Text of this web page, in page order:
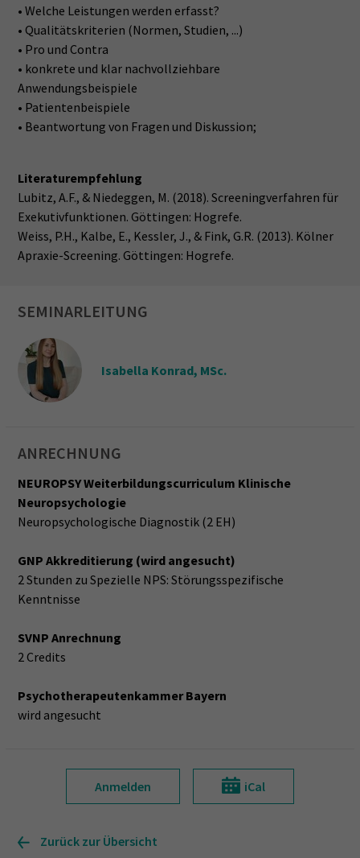
• Welche Leistungen werden erfasst?
• Qualitätskriterien (Normen, Studien, ...)
• Pro und Contra
• konkrete und klar nachvollziehbare
Anwendungsbeispiele
• Patientenbeispiele
• Beantwortung von Fragen und Diskussion;
Literaturempfehlung
Lubitz, A.F., & Niedeggen, M. (2018). Screeningverfahren für
Exekutivfunktionen. Göttingen: Hogrefe.
Weiss, P.H., Kalbe, E., Kessler, J., & Fink, G.R. (2013). Kölner
Apraxie-Screening. Göttingen: Hogrefe.
SEMINARLEITUNG
Isabella Konrad, MSc.
ANRECHNUNG
NEUROPSY Weiterbildungscurriculum Klinische
Neuropsychologie
Neuropsychologische Diagnostik (2 EH)
GNP Akkreditierung (wird angesucht)
2 Stunden zu Spezielle NPS: Störungsspezifische
Kenntnisse
SVNP Anrechnung
2 Credits
Psychotherapeutenkammer Bayern
wird angesucht
Anmelden iCal
Zurück zur Übersicht